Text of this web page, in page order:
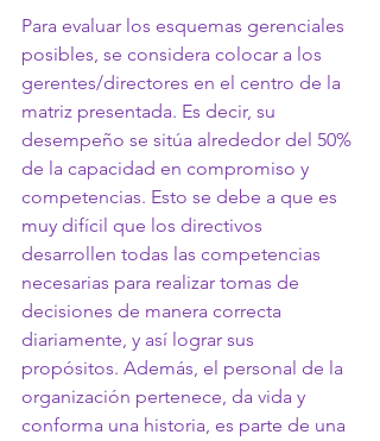
Para evaluar los esquemas gerenciales
posibles, se considera colocar a los
gerentes/directores en el centro de la
matriz presentada. Es decir, su
desempeño se sitúa alrededor del 50%
de la capacidad en compromiso y
competencias. Esto se debe a que es
muy difícil que los directivos
desarrollen todas las competencias
necesarias para realizar tomas de
decisiones de manera correcta
diariamente, y así lograr sus
propósitos. Además, el personal de la
organización pertenece, da vida y
conforma una historia, es parte de una